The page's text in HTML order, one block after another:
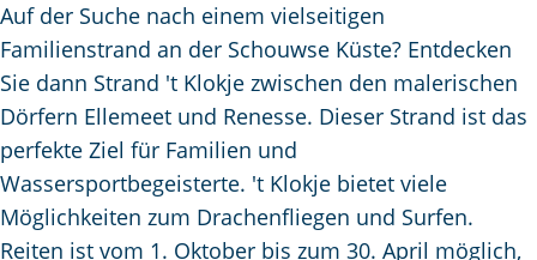
e
z
u
r
H
o
m
Auf der Suche nach einem vielseitigen
Familienstrand an der Schouwse Küste? Entdecken
Sie dann Strand 't Klokje zwischen den malerischen
Dörfern Ellemeet und Renesse. Dieser Strand ist das
perfekte Ziel für Familien und
Wassersportbegeisterte. 't Klokje bietet viele
Möglichkeiten zum Drachenfliegen und Surfen.
Reiten ist vom 1. Oktober bis zum 30. April möglich,